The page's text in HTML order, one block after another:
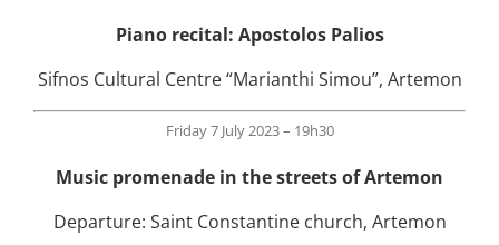
Piano recital: Apostolos Palios
Sifnos Cultural Centre “Marianthi Simou”, Artemon
Friday 7 July 2023 – 19h30
Music promenade in the streets of Artemon
Departure: Saint Constantine church, Artemon